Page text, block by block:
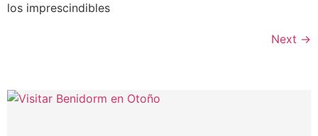
los imprescindibles
Next →